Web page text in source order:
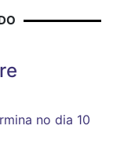
no dia 10